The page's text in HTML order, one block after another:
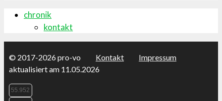
chronik
kontakt
© 2017-2026pro-vo Kontakt
Impressum
aktualisiert am 11.05.2026
55.952